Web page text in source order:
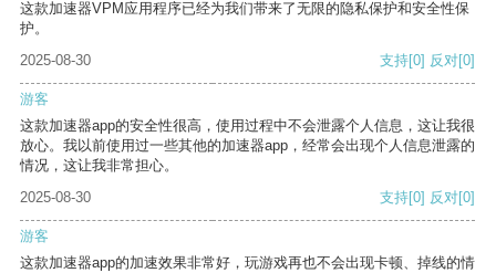
这款加速器VPM应用程序已经为我们带来了无限的隐私保护和安全性保
护。
2025-08-30
支持[0] 反对[0]
游客
这款加速器app的安全性很高，使用过程中不会泄露个人信息，这让我很
放心。我以前使用过一些其他的加速器app，经常会出现个人信息泄露的
情况，这让我非常担心。
2025-08-30
支持[0] 反对[0]
游客
这款加速器app的加速效果非常好，玩游戏再也不会出现卡顿、掉线的情